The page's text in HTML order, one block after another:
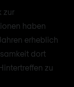
zur
haben
erheblich
dort
zu